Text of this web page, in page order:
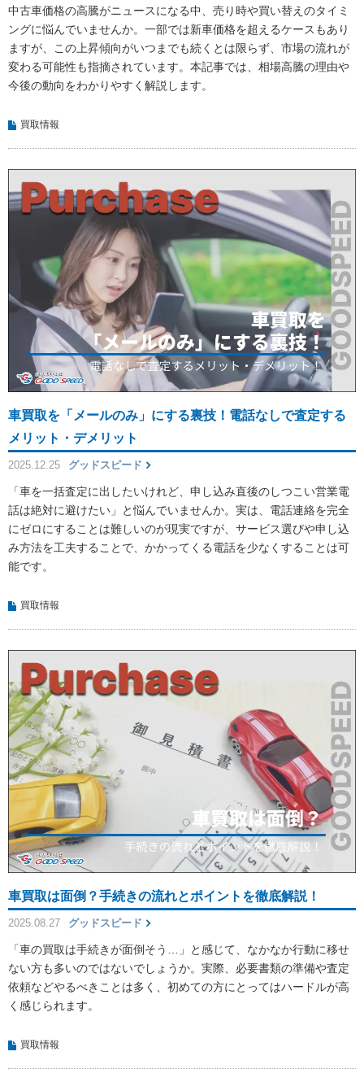
中古車価格の高騰がニュースになる中、売り時や買い替えのタイミ
ングに悩んでいませんか。一部では新車価格を超えるケースもあり
ますが、この上昇傾向がいつまでも続くとは限らず、市場の流れが
変わる可能性も指摘されています。本記事では、相場高騰の理由や
今後の動向をわかりやすく解説します。
買取情報
車買取を「メールのみ」にする裏技！電話なしで査定する
メリット・デメリット
2025.12.25 グッドスピード
「車を一括査定に出したいけれど、申し込み直後のしつこい営業電
話は絶対に避けたい」と悩んでいませんか。実は、電話連絡を完全
にゼロにすることは難しいのが現実ですが、サービス選びや申し込
み方法を工夫することで、かかってくる電話を少なくすることは可
能です。
買取情報
車買取は面倒？手続きの流れとポイントを徹底解説！
2025.08.27 グッドスピード
「車の買取は手続きが面倒そう…」と感じて、なかなか行動に移せ
ない方も多いのではないでしょうか。実際、必要書類の準備や査定
依頼などやるべきことは多く、初めての方にとってはハードルが高
く感じられます。
買取情報